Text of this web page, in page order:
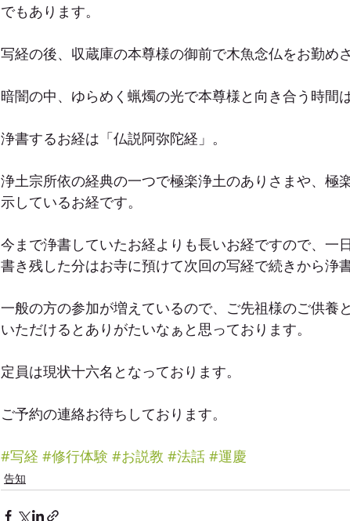
でもあります。
写経の後、収蔵庫の本尊様の御前で木魚念仏をお勤め
暗闇の中、ゆらめく蝋燭の光で本尊様と向き合う時間
浄書するお経は「仏説阿弥陀経」。
浄土宗所依の経典の一つで極楽浄土のありさまや、極
示しているお経です。
今まで浄書していたお経よりも長いお経ですので、一
書き残した分はお寺に預けて次回の写経で続きから浄書
一般の方の参加が増えているので、ご先祖様のご供養
いただけるとありがたいなぁと思っております。
定員は現状十六名となっております。
ご予約の連絡お待ちしております。
#写経 #修行体験 #お説教 #法話 #運慶
告知